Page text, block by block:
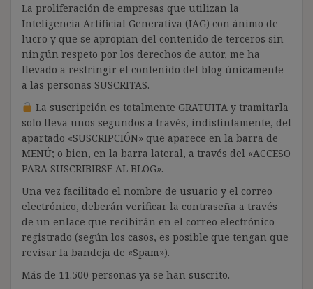
La proliferación de empresas que utilizan la
Inteligencia Artificial Generativa (IAG) con ánimo de
lucro y que se apropian del contenido de terceros sin
ningún respeto por los derechos de autor, me ha
llevado a restringir el contenido del blog únicamente
a las personas SUSCRITAS.
La suscripción es totalmente GRATUITA y tramitarla
solo lleva unos segundos a través, indistintamente, del
apartado «SUSCRIPCIÓN» que aparece en la barra de
MENÚ; o bien, en la barra lateral, a través del «ACCESO
PARA SUSCRIBIRSE AL BLOG».
Una vez facilitado el nombre de usuario y el correo
electrónico, deberán verificar la contraseña a través
de un enlace que recibirán en el correo electrónico
registrado (según los casos, es posible que tengan que
revisar la bandeja de «Spam»).
Más de 11.500 personas ya se han suscrito.